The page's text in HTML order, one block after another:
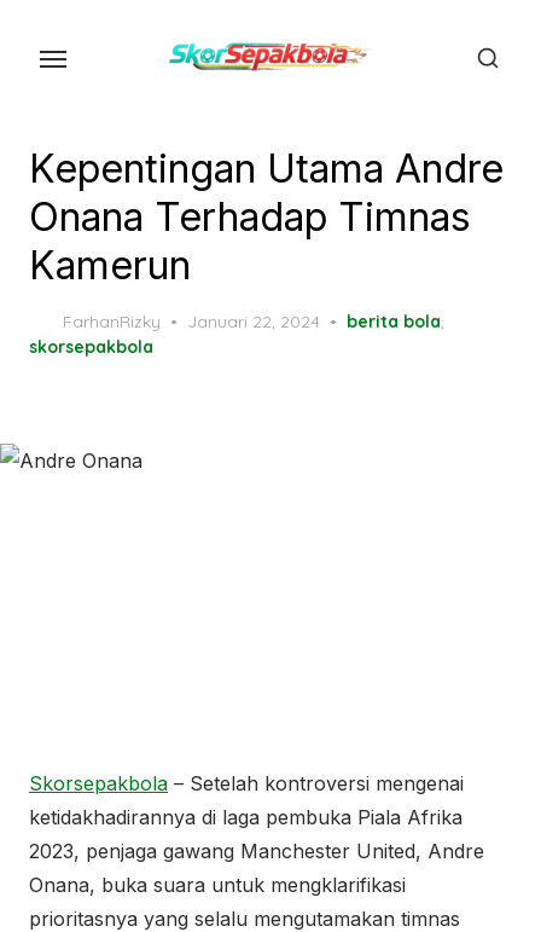
Kepentingan Utama Andre
Onana Terhadap Timnas
Kamerun
FarhanRizky
Posted
Januari 22, 2024 berita bola,
skorsepakbola
Skorsepakbola – Setelah kontroversi mengenai
ketidakhadirannya di laga pembuka Piala Afrika
2023, penjaga gawang Manchester United, Andre
Onana, buka suara untuk mengklarifikasi
prioritasnya yang selalu mengutamakan timnas